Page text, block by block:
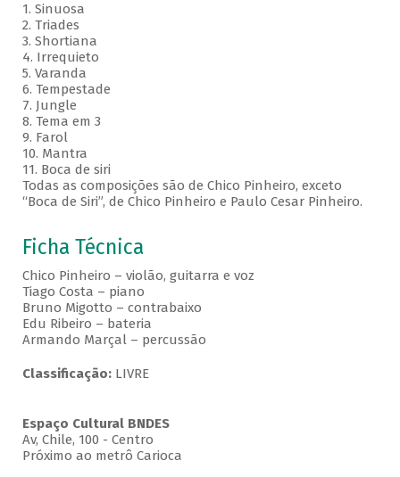
1. Sinuosa
2. Triades
3. Shortiana
4. Irrequieto
5. Varanda
6. Tempestade
7. Jungle
8. Tema em 3
9. Farol
10. Mantra
11. Boca de siri
Todas as composições são de Chico Pinheiro, exceto
“Boca de Siri”, de Chico Pinheiro e Paulo Cesar Pinheiro.
Ficha Técnica
Chico Pinheiro – violão, guitarra e voz
Tiago Costa – piano
Bruno Migotto – contrabaixo
Edu Ribeiro – bateria
Armando Marçal – percussão
Classificação: LIVRE
Espaço Cultural BNDES
Av, Chile, 100 - Centro
Próximo ao metrô Carioca